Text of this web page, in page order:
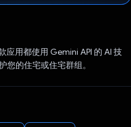
应用都使用 Gemini API 的 AI 技
您的住宅或住宅群组。